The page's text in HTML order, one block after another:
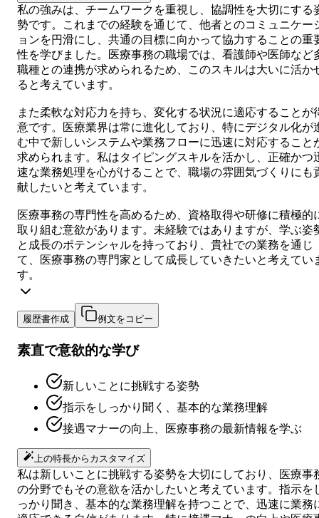
私の強みは、チームワークを重視し、協調性を大切にする
勢です。これまでの経験を通じて、他者とのコミュニケー
ョンを円滑にし、共通の目標に向かって協力することの重
性を学びました。医療事務の職場では、看護師や医師など
職種との連携が求められるため、このスキルは大いに活か
ると考えています。
また柔軟な対応力を持ち、変化する状況に適応することが
意です。医療業界は常に進化しており、特にデジタル化が
む中で新しいシステムや業務フローに迅速に対応すること
求められます。私はタイピングスキルを活かし、正確かつ
速な業務処理を心がけることで、職場の雰囲気づくりにも
献したいと考えています。
医療事務の専門性を高めるため、資格取得や研修に積極的
取り組む意欲があります。未経験ではありますが、学ぶ姿
と成長のポテンシャルを持っており、貴社での業務を通じ
て、医療事務の専門家として成長していきたいと考えてい
す。
履歴書作成 例文をコピー
素直で意欲的な学び
新しいことに挑戦する姿勢
指示をしっかり聞く、基本的な業務理解
接遇マナーの向上、医療事務の最新情報を学ぶ
上の特長からカスタマイズ
私は新しいことに挑戦する姿勢を大切にしており、医療事
の分野でもその意欲を活かしたいと考えています。指示を
っかり聞き、基本的な業務理解を持つことで、迅速に業務